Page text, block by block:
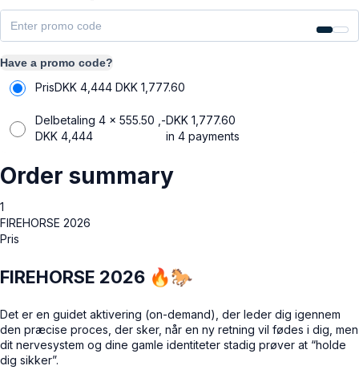
Have a promo code?
PrisDKK 4,444 DKK 1,777.60
Delbetaling 4 x 555.50 ,-
DKK 4,444
DKK 1,777.60
in 4 payments
Order summary
1
FIREHORSE 2026
Pris
FIREHORSE 2026 🔥🐎
Det er en guidet aktivering (on-demand), der leder dig igennem
den præcise proces, der sker, når en ny retning vil fødes i dig, men
dit nervesystem og dine gamle identiteter stadig prøver at “holde
dig sikker”.